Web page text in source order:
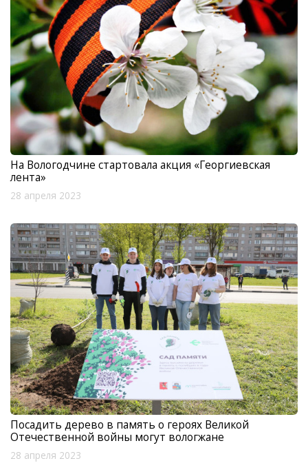
На Вологодчине стартовала акция «Георгиевская
лента»
28 апреля 2023
Посадить дерево в память о героях Великой
Отечественной войны могут вологжане
28 апреля 2023